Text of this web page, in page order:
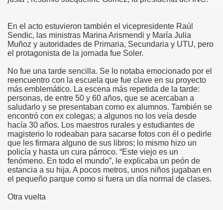
En el acto estuvieron también el vicepresidente Raúl
Sendic, las ministras Marina Arismendi y María Julia
Muñoz y autoridades de Primaria, Secundaria y UTU, pero
el protagonista de la jornada fue Soler.
No fue una tarde sencilla. Se lo notaba emocionado por el
reencuentro con la escuela que fue clave en su proyecto
más emblemático. La escena más repetida de la tarde:
personas, de entre 50 y 60 años, que se acercaban a
saludarlo y se presentaban como ex alumnos. También se
encontró con ex colegas; a algunos no los veía desde
hacía 30 años. Los maestros rurales y estudiantes de
magisterio lo rodeaban para sacarse fotos con él o pedirle
que les firmara alguno de sus libros; lo mismo hizo un
policía y hasta un cura párroco. “Este viejo es un
fenómeno. En todo el mundo”, le explicaba un peón de
estancia a su hija. A pocos metros, unos niños jugaban en
el pequeño parque como si fuera un día normal de clases.
Otra vuelta
concurso
20 abril de 2015
60 de La Mina